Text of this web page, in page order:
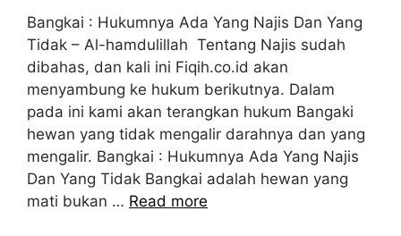
Bangkai : Hukumnya Ada Yang Najis Dan Yang
Tidak – Al-hamdulillah Tentang Najis sudah
dibahas, dan kali ini Fiqih.co.id akan
menyambung ke hukum berikutnya. Dalam
pada ini kami akan terangkan hukum Bangaki
hewan yang tidak mengalir darahnya dan yang
mengalir. Bangkai : Hukumnya Ada Yang Najis
Dan Yang Tidak Bangkai adalah hewan yang
mati bukan … Read more